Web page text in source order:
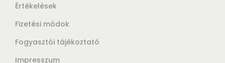
Értékelések
Fizetési módok
Fogyasztói tájékoztató
Impresszum